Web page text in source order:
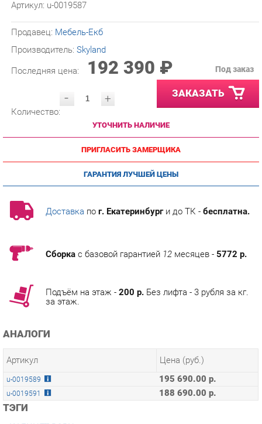
Производитель:Skyland
Последняя цена: 192 390 ₽
- ЗАКАЗАТЬ
УТОЧНИТЬ НАЛИЧИЕ
ПРИГЛАСИТЬ ЗАМЕРЩИКА
ГАРАНТИЯ ЛУЧШЕЙ ЦЕНЫ
Доставкапог. Екатеринбурги до ТК -бесплатна.
АНАЛОГИ
Артикул
u-0019589 195 690.00 р.
u-0019591 188 690.00 р.
ТЭГИ
КАБИНЕТ BORN
КОЛЛЕКЦИИ